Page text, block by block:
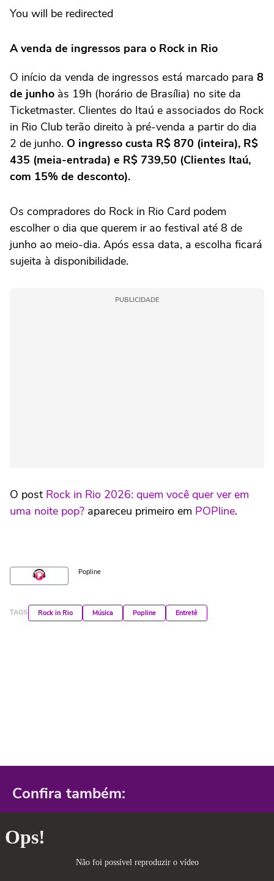
You will be redirected
A venda de ingressos para o Rock in Rio
O início da venda de ingressos está marcado para 8
de junho às 19h (horário de Brasília) no site da
Ticketmaster. Clientes do Itaú e associados do Rock
in Rio Club terão direito à pré-venda a partir do dia
2 de junho. O ingresso custa R$ 870 (inteira), R$
435 (meia-entrada) e R$ 739,50 (Clientes Itaú,
com 15% de desconto).
Os compradores do Rock in Rio Card podem
escolher o dia que querem ir ao festival até 8 de
junho ao meio-dia. Após essa data, a escolha ficará
sujeita à disponibilidade.
PUBLICIDADE
O post Rock in Rio 2026: quem você quer ver em
uma noite pop? apareceu primeiro em POPline.
Popline
TAGS Rock in Rio Música Popline Entretê
Confira também: